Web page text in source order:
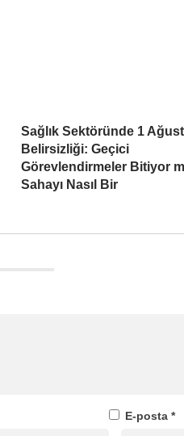
Sağlık Sektöründe 1
Belirsizliği: Geçici
Görevlendirmeler Bitiyor
Sahayı Nasıl Bir
E-posta *